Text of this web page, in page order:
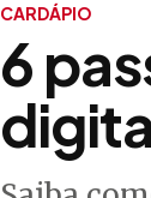
CARDÁPIO
6